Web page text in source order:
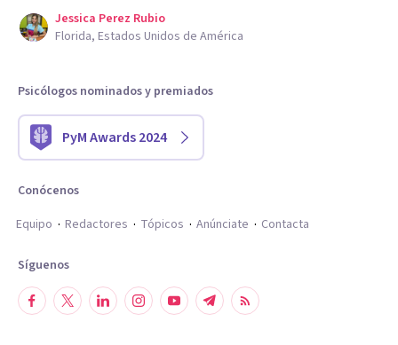
Jessica Perez Rubio
Florida, Estados Unidos de América
Psicólogos nominados y premiados
PyM Awards 2024
Conócenos
Equipo
Redactores Tópicos Anúnciate Contacta
Síguenos